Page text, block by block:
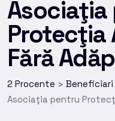
Asociaţia
Protecţia
Fără
2 Procente > Beneficiari
Asociaţia pentru